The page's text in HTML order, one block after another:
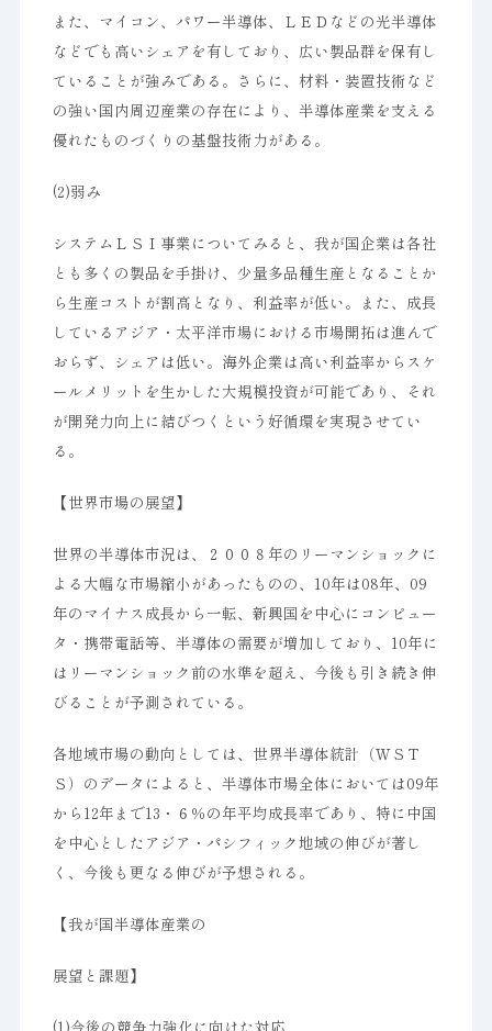
また、マイコン、パワー半導体、ＬＥＤなどの光半導体
などでも高いシェアを有しており、広い製品群を保有し
ていることが強みである。さらに、材料・装置技術など
の強い国内周辺産業の存在により、半導体産業を支える
優れたものづくりの基盤技術力がある。
(2)弱み
システムＬＳＩ事業についてみると、我が国企業は各社
とも多くの製品を手掛け、少量多品種生産となることか
ら生産コストが割高となり、利益率が低い。また、成長
しているアジア・太平洋市場における市場開拓は進んで
おらず、シェアは低い。海外企業は高い利益率からスケ
ールメリットを生かした大規模投資が可能であり、それ
が開発力向上に結びつくという好循環を実現させてい
る。
【世界市場の展望】
世界の半導体市況は、２００８年のリーマンショックに
よる大幅な市場縮小があったものの、10年は08年、09
年のマイナス成長から一転、新興国を中心にコンピュー
タ・携帯電話等、半導体の需要が増加しており、10年に
はリーマンショック前の水準を超え、今後も引き続き伸
びることが予測されている。
各地域市場の動向としては、世界半導体統計（ＷＳＴ
Ｓ）のデータによると、半導体市場全体においては09年
から12年まで13・６％の年平均成長率であり、特に中国
を中心としたアジア・パシフィック地域の伸びが著し
く、今後も更なる伸びが予想される。
【我が国半導体産業の
展望と課題】
(1)今後の競争力強化に向けた対応